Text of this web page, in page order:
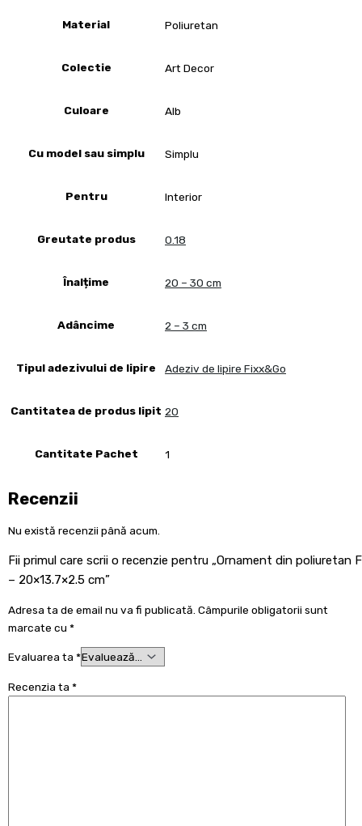
Material Poliuretan
Colectie Art Decor
Culoare Alb
Cu model sau simplu Simplu
Pentru Interior
Greutate produs 0.18
Înalțime 20 – 30 cm
Adâncime 2 – 3 cm
Tipul adezivului de lipire Adeziv de lipire Fixx&Go
Cantitatea de produs lipit 20
Cantitate Pachet 1
Recenzii
Nu există recenzii până acum.
Fii primul care scrii o recenzie pentru „Ornament din poliuretan F
– 20×13.7×2.5 cm”
Adresa ta de email nu va fi publicată. Câmpurile obligatorii sunt
marcate cu *
Evaluarea ta *
Recenzia ta *